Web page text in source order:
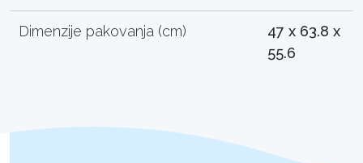
Dimenzije pakovanja (cm)
47 x 63.8 x
55.6